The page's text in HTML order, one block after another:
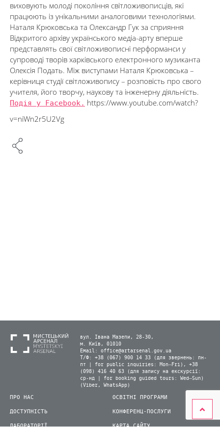
виховують молоді покоління світложивописців, які
працюють із унікальними аналоговими технологіями.
Наталя Крюковська та Олександр Гук за сприяння
Відкритого архіву українського медіа-арту вперше
представлять свої світложивописні перформанси у
супроводі творів харківського електронного музиканта
Олексія Подать. Між виступами Наталя Крюковська –
керівниця студії світложивопису – розповість про свого
учителя, його творчу, наукову та інженерну діяльність.
Подія у Facebook. https://www.youtube.com/watch?
v=niWn2r5U2Vg
вул. Івана Мазепи, 28-30,
м. Київ, 01010
Email: office@artarsenal.gov.ua
Т/Ф: +38 (067) 900 14 33 (для звернень: пн-
пт | for public inquiries: Mon–Fri), +38
(098) 416 40 63 (для запису на екскурсії:
ср-нд | for booking guided tours: Wed–Sun)
(Viber, WhatsApp)
ПРО НАС
ДОСТУПНІСТЬ
ОСВІТНІ ПРОГРАМИ
КОНФЕРЕНЦ-ПОСЛУГИ